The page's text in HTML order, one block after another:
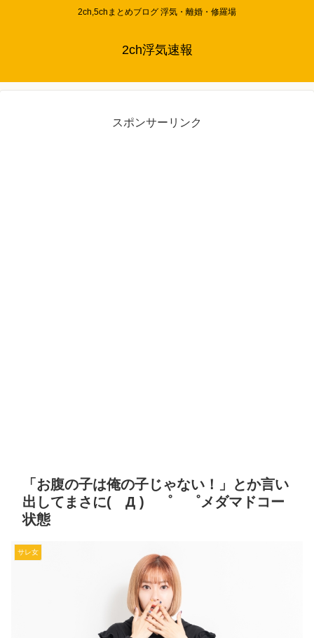
2ch,5chまとめブログ 浮気・離婚・修羅場
2ch浮気速報
スポンサーリンク
「お腹の子は俺の子じゃない！」とか言い
出してまさに( Д ) ゜ ゜メダマドコー
状態
サレ女